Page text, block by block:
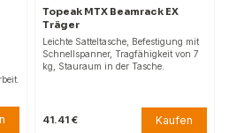
Topeak MTX Beamrack EX
Träger
Leichte Satteltasche, Befestigung mit
Schnellspanner, Tragfähigkeit von 7
kg, Stauraum in der Tasche.
41.41 € Kaufen